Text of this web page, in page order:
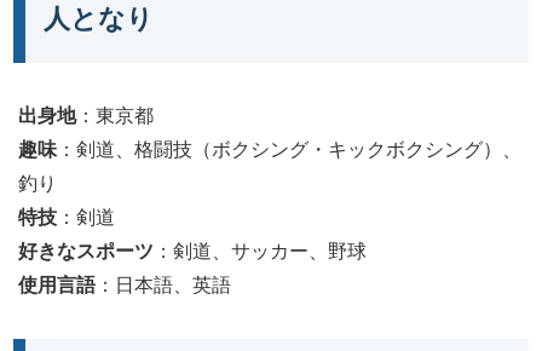
人となり
出身地：東京都
趣味 ：剣道、格闘技（ボクシング・キックボクシング）、
釣り
特技 ：剣道
好きなスポーツ ：剣道、サッカー、野球
使用言語：日本語、英語